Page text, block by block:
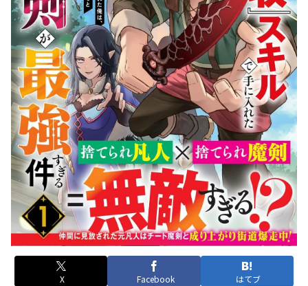
X Facebook はてブ